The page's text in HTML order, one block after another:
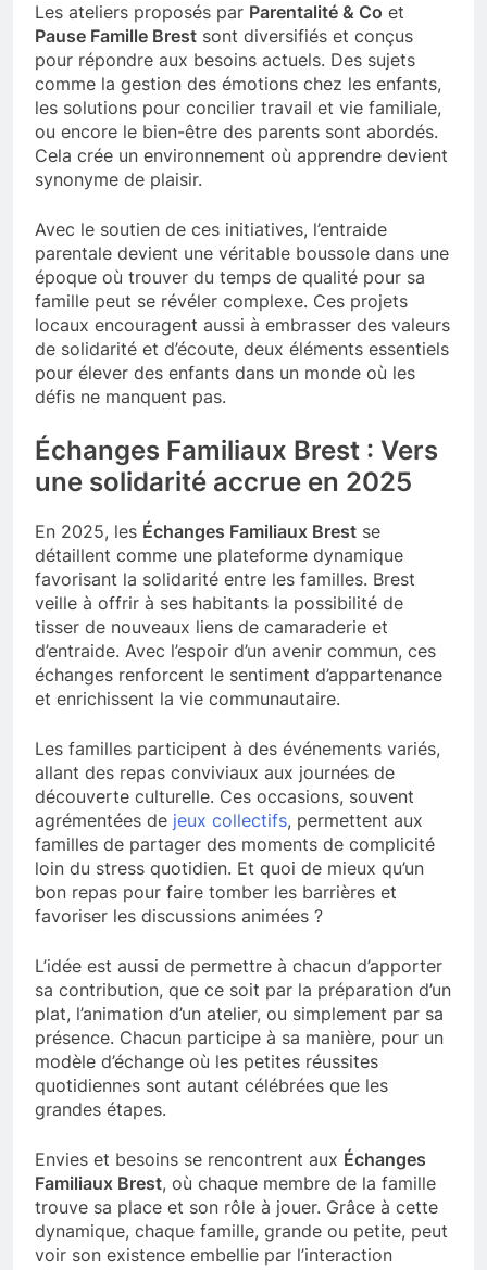
Les ateliers proposés par Parentalité & Co et
Pause Famille Brest sont diversifiés et conçus
pour répondre aux besoins actuels. Des sujets
comme la gestion des émotions chez les enfants,
les solutions pour concilier travail et vie familiale,
ou encore le bien-être des parents sont abordés.
Cela crée un environnement où apprendre devient
synonyme de plaisir.
Avec le soutien de ces initiatives, l’entraide
parentale devient une véritable boussole dans une
époque où trouver du temps de qualité pour sa
famille peut se révéler complexe. Ces projets
locaux encouragent aussi à embrasser des valeurs
de solidarité et d’écoute, deux éléments essentiels
pour élever des enfants dans un monde où les
défis ne manquent pas.
Échanges Familiaux Brest : Vers
une solidarité accrue en 2025
En 2025, les Échanges Familiaux Brest se
détaillent comme une plateforme dynamique
favorisant la solidarité entre les familles. Brest
veille à offrir à ses habitants la possibilité de
tisser de nouveaux liens de camaraderie et
d’entraide. Avec l’espoir d’un avenir commun, ces
échanges renforcent le sentiment d’appartenance
et enrichissent la vie communautaire.
Les familles participent à des événements variés,
allant des repas conviviaux aux journées de
découverte culturelle. Ces occasions, souvent
agrémentées de jeux collectifs, permettent aux
familles de partager des moments de complicité
loin du stress quotidien. Et quoi de mieux qu’un
bon repas pour faire tomber les barrières et
favoriser les discussions animées ?
L’idée est aussi de permettre à chacun d’apporter
sa contribution, que ce soit par la préparation d’un
plat, l’animation d’un atelier, ou simplement par sa
présence. Chacun participe à sa manière, pour un
modèle d’échange où les petites réussites
quotidiennes sont autant célébrées que les
grandes étapes.
Envies et besoins se rencontrent aux Échanges
Familiaux Brest, où chaque membre de la famille
trouve sa place et son rôle à jouer. Grâce à cette
dynamique, chaque famille, grande ou petite, peut
voir son existence embellie par l’interaction